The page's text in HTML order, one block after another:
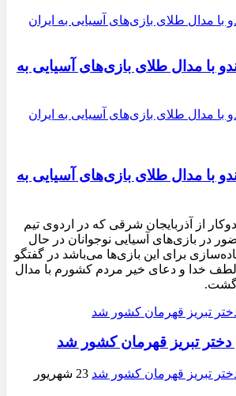
با مدال طلای بازی‌های آسیایی به
با مدال طلای بازی‌های آسیایی به
از آذربایجان شرقی که در اردوی تیم
در بازی‌های آسیایی نوجوانان در حال
برای این بازی‌ها می‌باشد در گفتگو
لطف خدا و دعای خیر مردم کشورم با مدال
گشت.
دختر تبریز قهرمان کشور شد
23 شهریور